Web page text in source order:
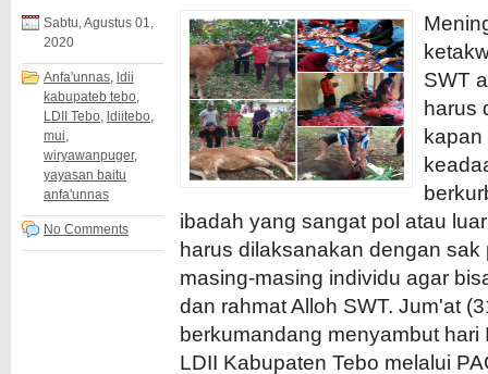
Sabtu, Agustus 01,
2020
Anfa'unnas ldii
kabupateb tebo
LDII Tebo ldiitebo
mui
wiryawanpuger,
yayasan baitu
anfa'unnas
No Comments
SWT
harus
kapan
ibadah yang sangat pol atau
harus dilaksanakan dengan sak
masing-masing individu agar
dan rahmat Alloh SWT. Jum'at
berkumandang menyambut hari
LDII Kabupaten Tebo melalui